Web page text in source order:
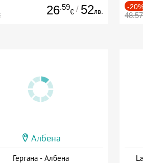
26.59
€ / 52лв.
-
Албена
Гергана - Албена